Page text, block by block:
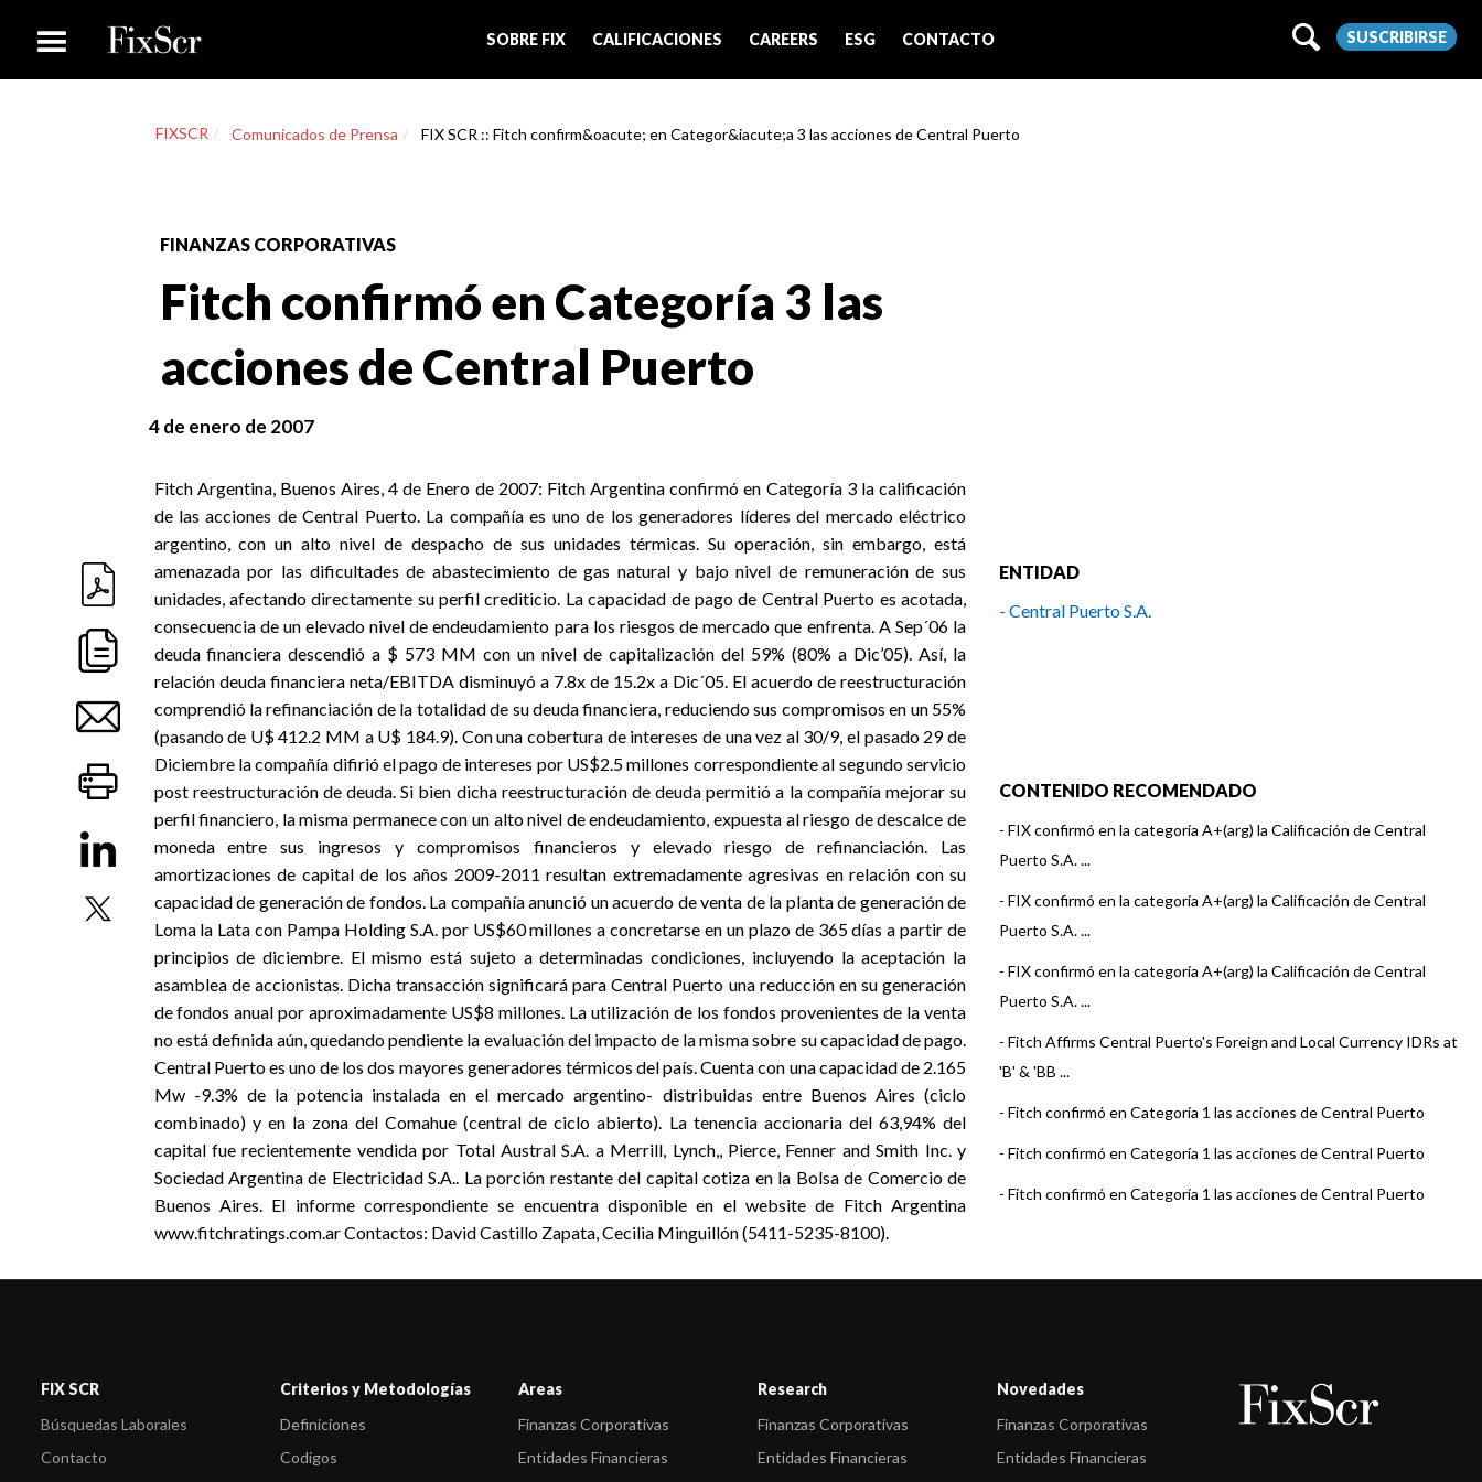
SOBRE FIX CALIFICACIONES CAREERS ESG CONTACTO SUSCRIBIRSE
FIXSCR Comunicados de Prensa FIX SCR :: Fitch confirm&oacute; en Categor&iacute;a 3 las acciones de Central Puerto
FINANZAS CORPORATIVAS
Fitch confirmó en Categoría 3 las
acciones de Central Puerto
4 de enero de 2007
Fitch Argentina, Buenos Aires, 4 de Enero de 2007: Fitch Argentina confirmó en Categoría 3 la calificación
de las acciones de Central Puerto. La compañía es uno de los generadores líderes del mercado eléctrico
argentino, con un alto nivel de despacho de sus unidades térmicas. Su operación, sin embargo, está
amenazada por las dificultades de abastecimiento de gas natural y bajo nivel de remuneración de sus
unidades, afectando directamente su perfil crediticio. La capacidad de pago de Central Puerto es acotada,
consecuencia de un elevado nivel de endeudamiento para los riesgos de mercado que enfrenta. A Sep´06 la
deuda financiera descendió a $ 573 MM con un nivel de capitalización del 59% (80% a Dic’05). Así, la
relación deuda financiera neta/EBITDA disminuyó a 7.8x de 15.2x a Dic´05. El acuerdo de reestructuración
comprendió la refinanciación de la totalidad de su deuda financiera, reduciendo sus compromisos en un 55%
(pasando de U$ 412.2 MM a U$ 184.9). Con una cobertura de intereses de una vez al 30/9, el pasado 29 de
Diciembre la compañía difirió el pago de intereses por US$2.5 millones correspondiente al segundo servicio
post reestructuración de deuda. Si bien dicha reestructuración de deuda permitió a la compañía mejorar su
perfil financiero, la misma permanece con un alto nivel de endeudamiento, expuesta al riesgo de descalce de
moneda entre sus ingresos y compromisos financieros y elevado riesgo de refinanciación. Las
amortizaciones de capital de los años 2009-2011 resultan extremadamente agresivas en relación con su
capacidad de generación de fondos. La compañía anunció un acuerdo de venta de la planta de generación de
Loma la Lata con Pampa Holding S.A. por US$60 millones a concretarse en un plazo de 365 días a partir de
principios de diciembre. El mismo está sujeto a determinadas condiciones, incluyendo la aceptación la
asamblea de accionistas. Dicha transacción significará para Central Puerto una reducción en su generación
de fondos anual por aproximadamente US$8 millones. La utilización de los fondos provenientes de la venta
no está definida aún, quedando pendiente la evaluación del impacto de la misma sobre su capacidad de pago.
Central Puerto es uno de los dos mayores generadores térmicos del país. Cuenta con una capacidad de 2.165
Mw -9.3% de la potencia instalada en el mercado argentino- distribuidas entre Buenos Aires (ciclo
combinado) y en la zona del Comahue (central de ciclo abierto). La tenencia accionaria del 63,94% del
capital fue recientemente vendida por Total Austral S.A. a Merrill, Lynch,, Pierce, Fenner and Smith Inc. y
Sociedad Argentina de Electricidad S.A.. La porción restante del capital cotiza en la Bolsa de Comercio de
Buenos Aires. El informe correspondiente se encuentra disponible en el website de Fitch Argentina
www.fitchratings.com.ar Contactos: David Castillo Zapata, Cecilia Minguillón (5411-5235-8100).
ENTIDAD
- Central Puerto S.A.
CONTENIDO RECOMENDADO
- FIX confirmó en la categoría A+(arg) la Calificación de Central
Puerto S.A. ...
- FIX confirmó en la categoría A+(arg) la Calificación de Central
Puerto S.A. ...
- FIX confirmó en la categoría A+(arg) la Calificación de Central
Puerto S.A. ...
- Fitch Affirms Central Puerto's Foreign and Local Currency IDRs at
'B' & 'BB ...
- Fitch confirmó en Categoría 1 las acciones de Central Puerto
- Fitch confirmó en Categoría 1 las acciones de Central Puerto
- Fitch confirmó en Categoría 1 las acciones de Central Puerto
-Fitch confirmó en Categoría 1 las acciones de Central Puerto
-Fitch confirmó en Categoría 1 las acciones de Central Puerto
Fitch confirmó en Categoría 1 las acciones de Central Puerto
FIX SCR
Búsquedas Laborales
Contacto
Criterios y Metodologías
Definiciones
Codigos
Areas
Finanzas Corporativas
Entidades Financieras
Research
Finanzas Corporativas
Entidades Financieras
Novedades
Finanzas Corporativas
Entidades Financieras